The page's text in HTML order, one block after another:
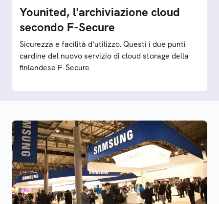
Younited, l'archiviazione cloud
secondo F-Secure
Sicurezza e facilità d'utilizzo. Questi i due punti
cardine del nuovo servizio di cloud storage della
finlandese F-Secure